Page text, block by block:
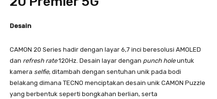
Desain
CAMON 20 Series hadir dengan layar 6,7 inci beresolusi AMOLED
dan refresh rate120Hz. Desain layar dengan punch holeuntuk
kamera selfie, ditambah dengan sentuhan unik pada bodi
belakang dimana TECNO menciptakan desain unik CAMON Puzzle
yang berbentuk seperti bongkahan berlian, serta